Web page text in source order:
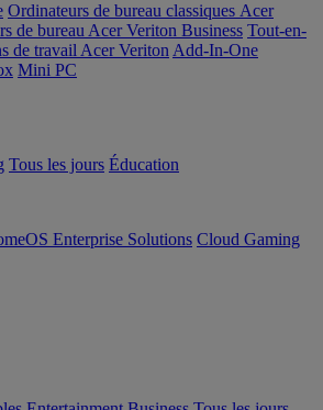
Ordinateurs de bureau classiques Acer
de bureau Acer Veriton Business Tout-en-
de travail Acer Veriton Add-In-One
Mini PC
Tous les jours Éducation
Enterprise Solutions Cloud Gaming